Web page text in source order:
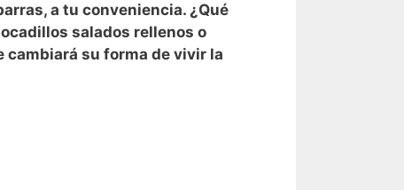
a tu conveniencia. ¿Qué
salados rellenos o
cambiará su forma de vivir la